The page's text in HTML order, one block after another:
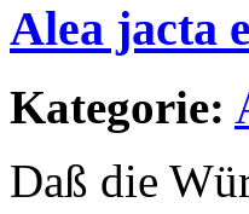
Alea jacta
Kategorie:
Daß die